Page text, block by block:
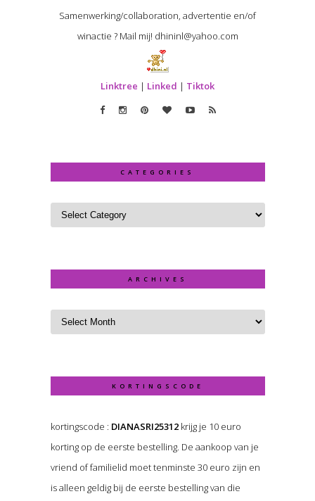
Samenwerking/collaboration, advertentie en/of
winactie ? Mail mij! dhininl@yahoo.com
Linktree | Linked | Tiktok
CATEGORIES
ARCHIVES
KORTINGSCODE
kortingscode : DIANASRI25312krijg je 10 euro
korting op de eerste bestelling. De aankoop van je
vriend of familielid moet tenminste 30 euro zijn en
is alleen geldig bij de eerste bestelling van die